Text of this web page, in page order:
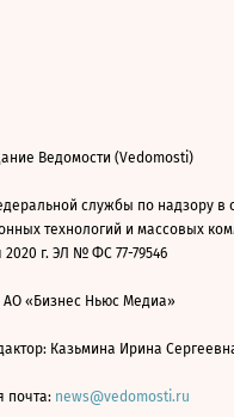
Ведомости (Vedomosti)
службы по надзору в
технологий и массовых
2020 г. ЭЛ № ФС 77-79546
АО «Бизнес Ньюс Медиа»
Казьмина Ирина
почта: news@vedomosti.ru